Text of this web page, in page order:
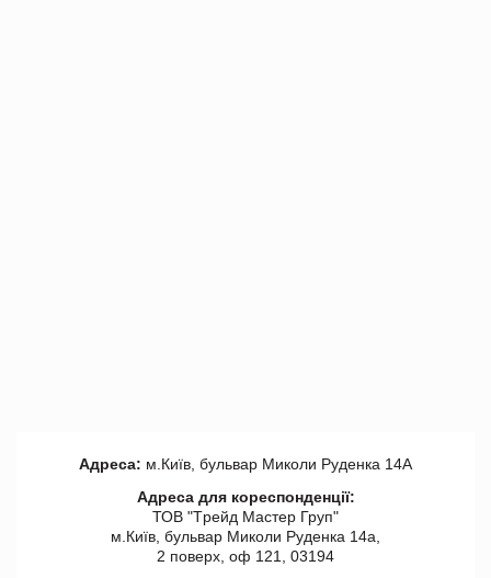
Адреса: м.Київ, бульвар Миколи Руденка 14А
Адреса для кореспонденції:
ТОВ "Tрейд Мастер Груп"
м.Київ, бульвар Миколи Руденка 14а,
2 поверх, оф 121, 03194